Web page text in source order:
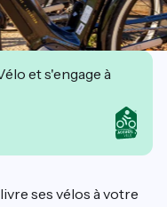
et s'engage à
livre ses vélos à votre